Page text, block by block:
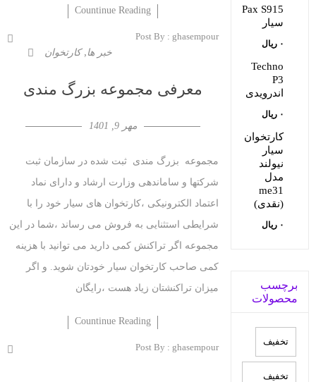
Countinue Reading
Post By : ghasempour
خبر ها ,کارتخوان
معرفی مجموعه بزرگ مندی
مهر 9, 1401
مجموعه بزرگ مندی ثبت شده در سازمان ثبت
شرکتها و ساماندهی وزارت ارشاد و دارای نماد
اعتماد الکترونیکی ،کارتخوان های سیار خود را با
شرایطی استثنایی به فروش می رساند ،شما در این
مجموعه اگر تراکنش کمی دارید می توانید با هزینه
کمی صاحب کارتخوان سیار خودتان شوید. و اگر
میزان تراکنشتان زیاد هست ،رایگان
Countinue Reading
Post By : ghasempour
اصلی:
بود.
قیمت
فعلی:
۷۵,۵۰۰,۰۰۰ ریال.
Pax S915
سیار
۰ ریال
Techno
P3
اندرویدی
۰ ریال
کارتخوان
سيار
نيولند
مدل
me31
(نقدی)
۰ ریال
برچسب
محصولات
تخفيف
تخفیف